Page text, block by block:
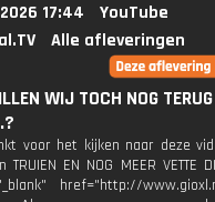
17:44
YouTube
Alle afleveringen
WIJ TOCH NOG
voor het kijken naar deze
EN NOG MEER VETTE
href="http://